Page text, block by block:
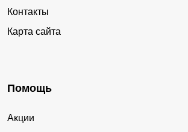
Контакты
Карта сайта
Помощь
Акции